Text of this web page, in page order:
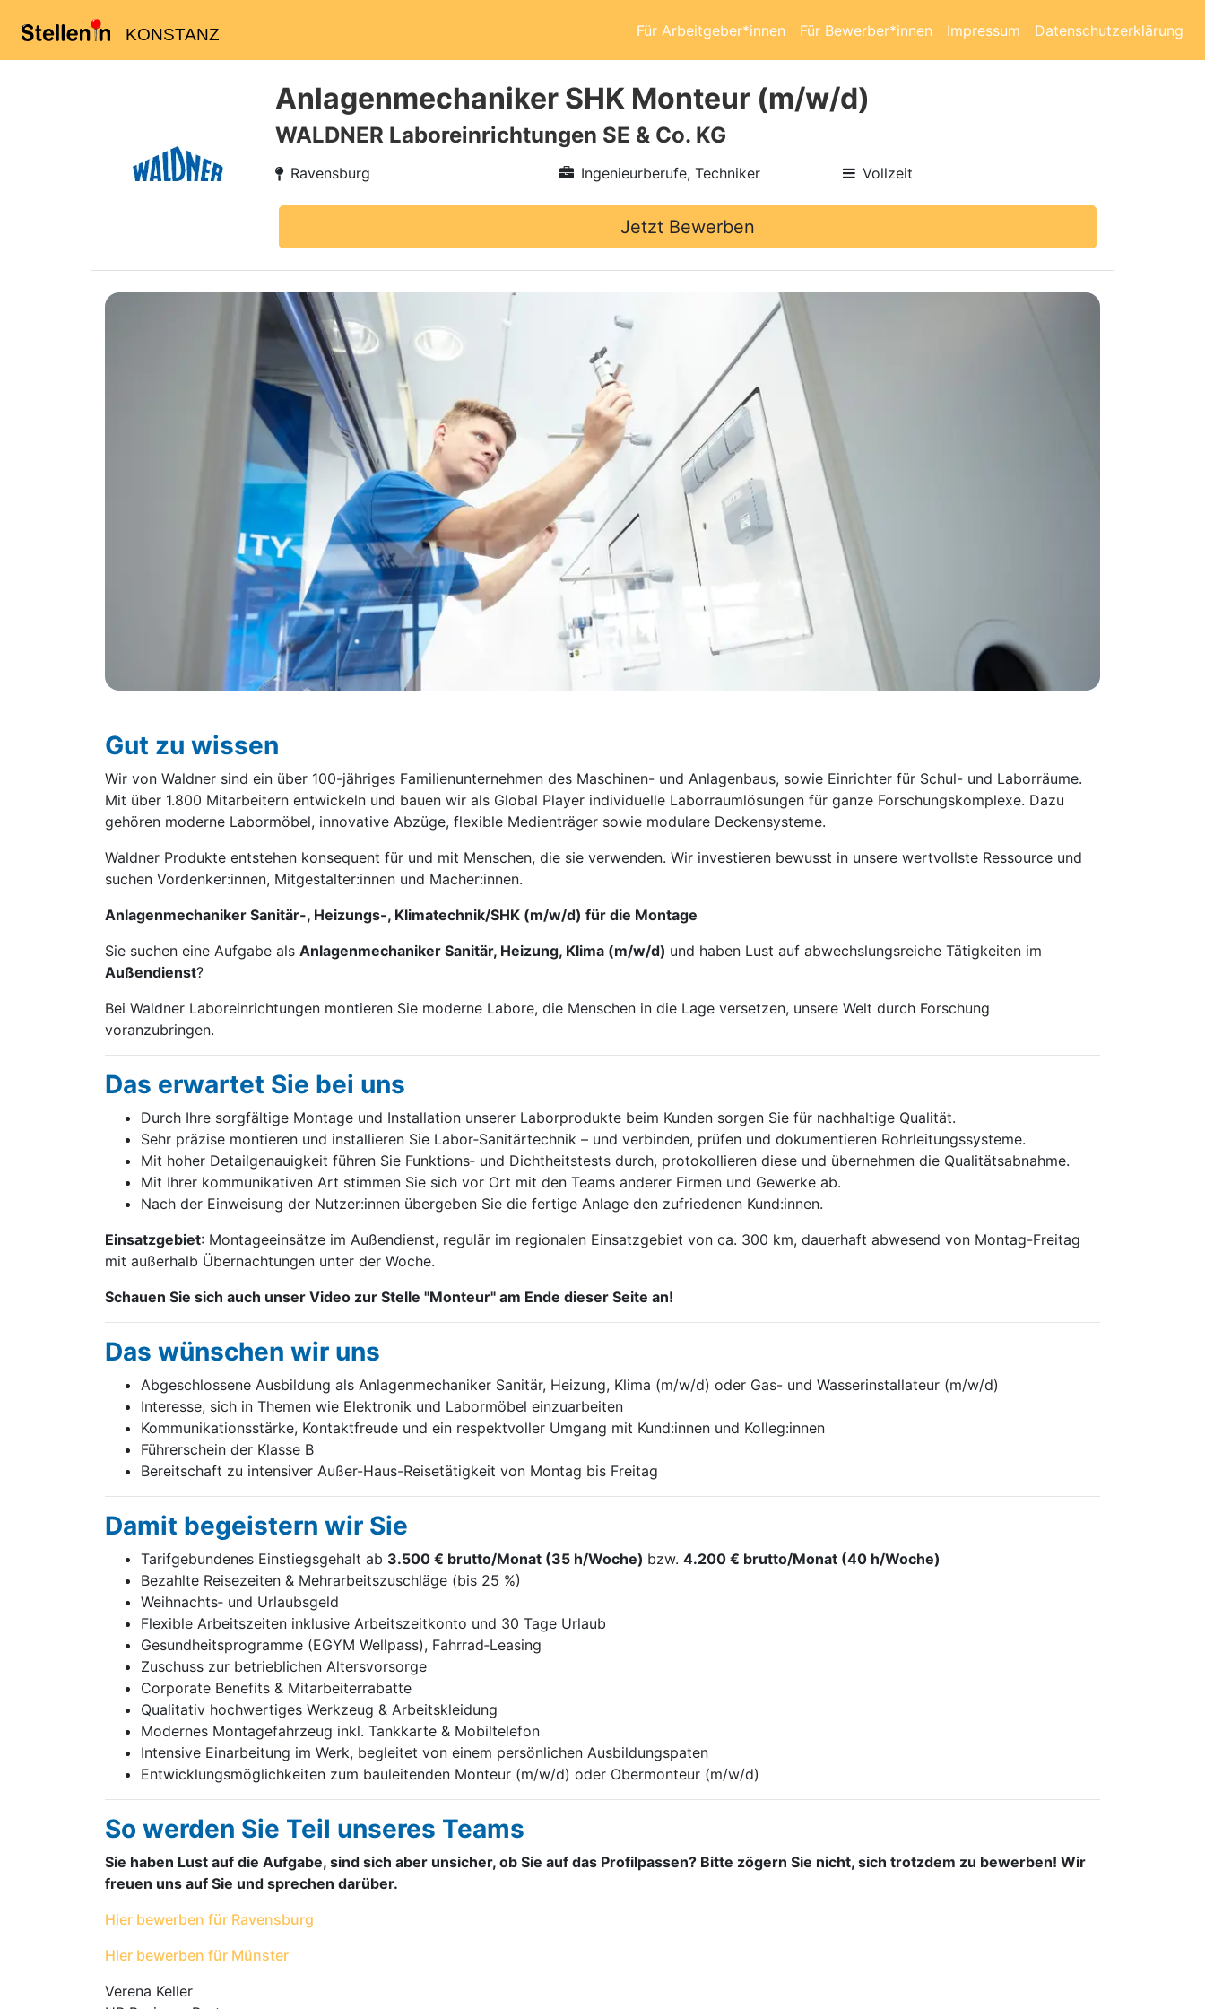
KONSTANZ Für Arbeitgeber*innen Für Bewerber*innen Impressum Datenschutzerklärung
Anlagenmechaniker SHK Monteur (m/w/d)
WALDNER Laboreinrichtungen SE & Co. KG
Ravensburg Ingenieurberufe, Techniker Vollzeit
Jetzt Bewerben
Gut zu wissen
Wir von Waldner sind ein über 100-jähriges Familienunternehmen des Maschinen- und Anlagenbaus, sowie Einrichter für Schul- und Laborräume.
Mit über 1.800 Mitarbeitern entwickeln und bauen wir als Global Player individuelle Laborraumlösungen für ganze Forschungskomplexe. Dazu
gehören moderne Labor­möbel, innovative Abzüge, flexible Medienträger sowie modulare Deckensysteme.
Waldner Produkte entstehen konsequent für und mit Menschen, die sie verwenden. Wir investieren be­wusst in unsere wertvollste Ressource und
suchen Vordenker:innen, Mitgestalter:innen und Macher:innen.
Anlagenmechaniker Sanitär-, Heizungs-, Klimatechnik/SHK (m/w/d) für die Montage
Sie suchen eine Aufgabe als Anlagenmechaniker Sanitär, Heizung, Klima (m/w/d) und haben Lust auf abwechslungsreiche Tätigkeiten im
Außendienst?
Bei Waldner Laboreinrichtungen montieren Sie moderne Labore, die Menschen in die Lage versetzen, unsere Welt durch Forschung
voranzubringen.
Das erwartet Sie bei uns
Durch Ihre sorgfältige Montage und Installation unserer Laborprodukte beim Kunden sorgen Sie für nachhaltige Qualität.
Sehr präzise montieren und installieren Sie Labor‑Sanitärtechnik – und verbinden, prüfen und dokumentieren Rohrleitungssysteme.
Mit hoher Detailgenauigkeit führen Sie Funktions‑ und Dichtheitstests durch, protokollieren diese und übernehmen die Qualitätsabnahme.
Mit Ihrer kommunikativen Art stimmen Sie sich vor Ort mit den Teams anderer Firmen und Gewerke ab.
Nach der Einweisung der Nutzer:innen übergeben Sie die fertige Anlage den zufriedenen Kund:innen.
Einsatzgebiet: Montageeinsätze im Außendienst, regulär im regionalen Einsatzgebiet von ca. 300 km, dauerhaft abwesend von Montag-Freitag
mit außerhalb Übernachtungen unter der Woche.
Schauen Sie sich auch unser Video zur Stelle "Monteur" am Ende dieser Seite an!
Das wünschen wir uns
Abgeschlossene Ausbildung als Anlagenmechaniker Sanitär, Heizung, Klima (m/w/d) oder Gas- und Wasserinstallateur (m/w/d)
Interesse, sich in Themen wie Elektronik und Labormöbel einzuarbeiten
Kommunikationsstärke, Kontaktfreude und ein respektvoller Umgang mit Kund:innen und Kolleg:innen
Führerschein der Klasse B
Bereitschaft zu intensiver Außer-Haus-Reisetätigkeit von Montag bis Freitag
Damit begeistern wir Sie
Tarifgebundenes Einstiegsgehalt ab 3.500 € brutto/Monat (35 h/Woche) bzw. 4.200 € brutto/Monat (40 h/Woche)
Bezahlte Reisezeiten & Mehrarbeitszuschläge (bis 25 %)
Weihnachts‑ und Urlaubsgeld
Flexible Arbeitszeiten inklusive Arbeitszeitkonto und 30 Tage Urlaub
Gesundheitsprogramme (EGYM Wellpass), Fahrrad‑Leasing
Zuschuss zur betrieblichen Altersvorsorge
Corporate Benefits & Mitarbeiterrabatte
Qualitativ hochwertiges Werkzeug & Arbeitskleidung
Modernes Montagefahrzeug inkl. Tankkarte & Mobiltelefon
Intensive Einarbeitung im Werk, begleitet von einem persönlichen Ausbildungspaten
Entwicklungsmöglichkeiten zum bauleitenden Monteur (m/w/d) oder Obermonteur (m/w/d)
So werden Sie Teil unseres Teams
Sie haben Lust auf die Aufgabe, sind sich aber unsicher, ob Sie auf das Profilpassen? Bitte zögern Sie nicht, sich trotzdem zu bewerben! Wir
freuen uns auf Sie und sprechen darüber.
Hier bewerben für Ravensburg
Hier bewerben für Münster
Verena Keller